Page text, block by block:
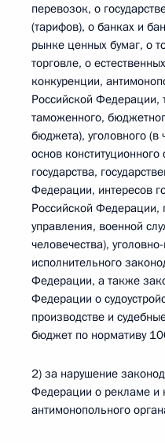
перевозок, о
(тарифов), о банках и
рынке ценных бумаг, о
торговле, о
конкуренции,
Российской Федерации,
таможенного,
бюджета), уголовного (в
основ конституционного
государства,
Федерации, интересов
Российской Федерации,
управления, военной
человечества),
исполнительного
Федерации, а также
Федерации о
производстве и
бюджет по нормативу
2) за нарушение
Федерации о рекламе и
антимонопольного